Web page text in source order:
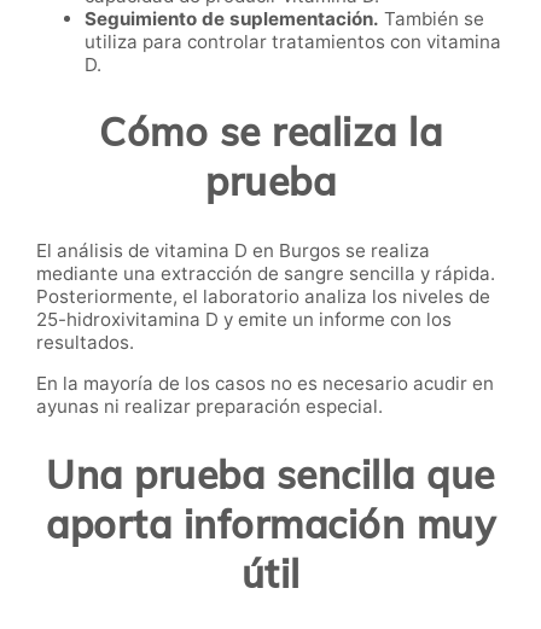
Seguimiento de suplementación. También se
utiliza para controlar tratamientos con vitamina
D.
Cómo se realiza la
prueba
El análisis de vitamina D en Burgos se realiza
mediante una extracción de sangre sencilla y rápida.
Posteriormente, el laboratorio analiza los niveles de
25-hidroxivitamina D y emite un informe con los
resultados.
En la mayoría de los casos no es necesario acudir en
ayunas ni realizar preparación especial.
Una prueba sencilla que
aporta información muy
útil